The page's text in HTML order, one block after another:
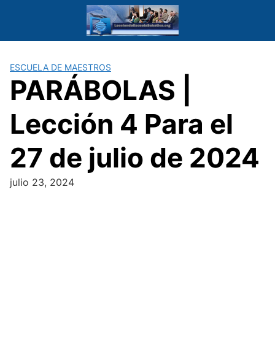
ESCUELA DE MAESTROS
PARÁBOLAS |
Lección 4 Para el
27 de julio de 2024
julio 23, 2024